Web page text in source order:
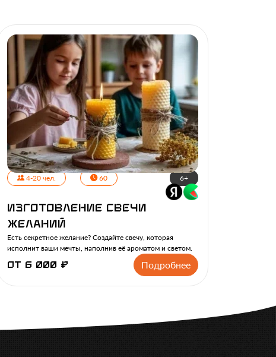
4-20 чел. 60 6+
Изготовление свечи
желаний
Есть секретное желание? Создайте свечу, которая
исполнит ваши мечты, наполнив её ароматом и светом.
от 6 000 ₽ Подробнее